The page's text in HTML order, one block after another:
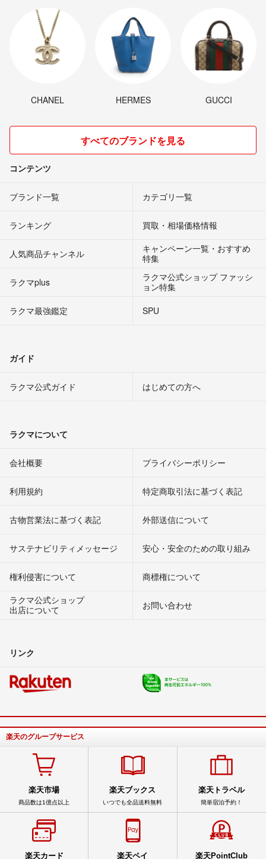
CHANEL HERMES GUCCI
すべてのブランドを見る
コンテンツ
ブランド一覧 カテゴリ一覧
ランキング 買取・相場価格情報
人気商品チャンネル
キャンペーン一覧・おすすめ
特集
ラクマplus
ラクマ公式ショップ ファッシ
ョン特集
ラクマ最強鑑定
SPU
ガイド
ラクマ公式ガイド はじめての方へ
ラクマについて
会社概要 プライバシーポリシー
利用規約 特定商取引法に基づく表記
古物営業法に基づく表記 外部送信について
サステナビリティメッセージ 安心・安全のための取り組み
権利侵害について
商標権について
ラクマ公式ショップ
出店について
お問い合わせ
リンク
楽天のグループサービス
楽天市場
商品数は1億点以上
楽天ブックス
いつでも全品送料無料
楽天トラベル
簡単宿泊予約！
楽天カード 楽天ペイ 楽天PointClub